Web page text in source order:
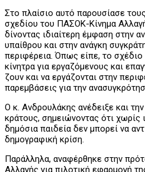
Στο πλαίσιο αυτό παρουσίασε
σχεδίου του ΠΑΣΟΚ-Κίνημα
δίνοντας ιδιαίτερη έμφαση στην
υπαίθρου και στην ανάγκη
περιφέρεια. Όπως είπε, το σχέδιο
κίνητρα για εργαζόμενους και
ζουν και να εργάζονται στην
παρεμβάσεις για την
Ο κ. Ανδρουλάκης ανέδειξε και
κράτους, σημειώνοντας ότι χωρίς
δημόσια παιδεία δεν μπορεί να
δημογραφική κρίση.
Παράλληλα, αναφέρθηκε στην
Αλλαγής για πιλοτική εφαρμογή